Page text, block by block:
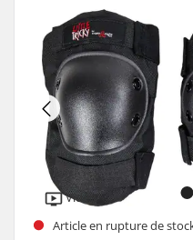
Vidéo
Article en rupture de